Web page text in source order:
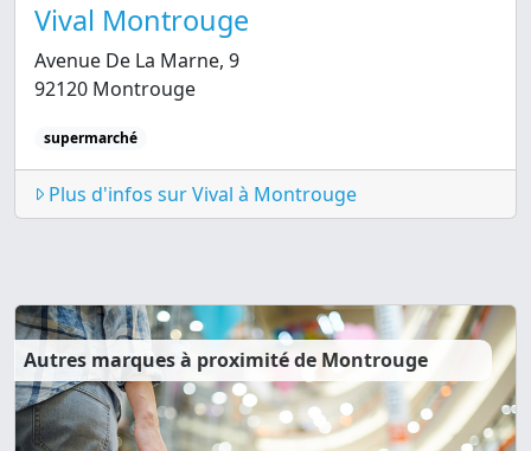
Vival Montrouge
Avenue De La Marne, 9
92120 Montrouge
supermarché
Plus d'infos sur Vival à Montrouge
Autres marques à proximité de Montrouge